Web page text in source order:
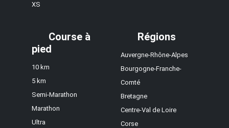
XS
Course à
pied
10 km
5 km
Semi-Marathon
Marathon
Ultra
Régions
Auvergne-Rhône-Alpes
Bourgogne-Franche-
Comté
Bretagne
Centre-Val de Loire
Corse